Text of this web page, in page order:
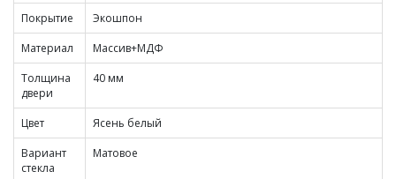
Покрытие
Экошпон
Материал
Массив+МДФ
Толщина
двери
40 мм
Цвет
Ясень белый
Вариант
стекла
Матовое